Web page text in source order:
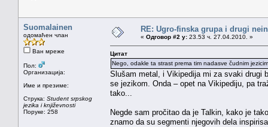
Suomalainen
одомаћен члан
Ван мреже
Пол:
Организација:
Име и презиме:
Струка: Student srpskog
jezika i književnosti
Поруке: 258
RE: Ugro-finska grupa i drugi
« Одговор #2 у: 23.53 ч. 27.04.2010. »
Цитат
Nego, odakle ta strast prema tim nadasve čudnim
Slušam metal, i Vikipedija mi za svaki drugi
se jezikom. Onda – opet na Vikipediju, pa
tako...
Negde sam pročitao da je Talkin, kako je
znamo da su segmenti njegovih dela